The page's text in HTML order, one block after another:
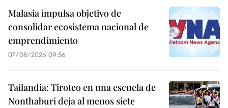
Malasia impulsa objetivo de
consolidar ecosistema nacional de
emprendimiento
07/08/2026 09:56
Tailandia: Tiroteo en una escuela de
Nonthaburi deja al menos siete